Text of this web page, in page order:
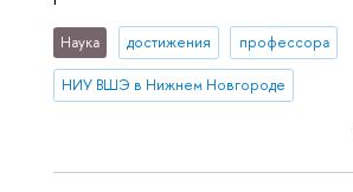
Наука достижения профессора
НИУ ВШЭ в Нижнем Новгороде